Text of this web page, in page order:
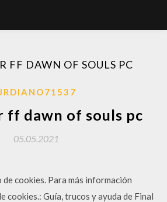
FF DAWN OF SOULS PC
ff dawn of souls pc
05.05.2021
cookies. Para más información
cookies.: Guía, trucos y ayuda de Final